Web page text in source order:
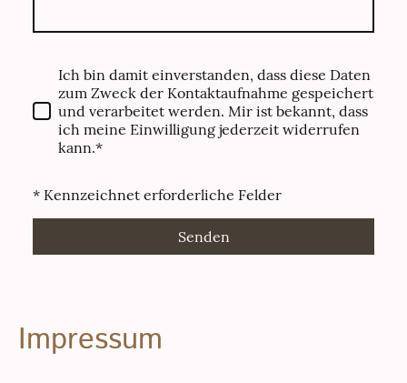
Ich bin damit einverstanden, dass diese Daten
zum Zweck der Kontaktaufnahme gespeichert
und verarbeitet werden. Mir ist bekannt, dass
ich meine Einwilligung jederzeit widerrufen
kann.*
* Kennzeichnet erforderliche Felder
Senden
Impressum